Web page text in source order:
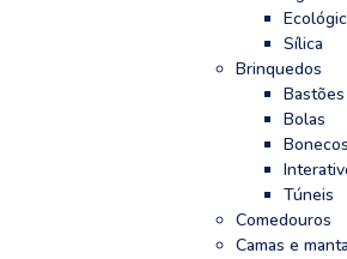
Sílica
Brinquedos
Bastões
Bolas
Bonecos
Túneis
Comedouros
Camas e